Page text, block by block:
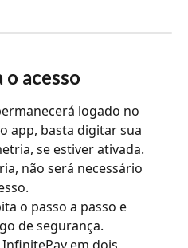
o acesso
logado no
app, basta digitar sua
se estiver ativada.
não será necessário
o passo a passo e
de segurança.
em dois